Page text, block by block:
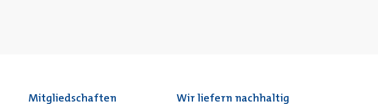
Mitgliedschaften Wir liefern nachhaltig